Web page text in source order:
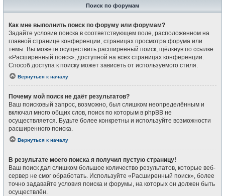
Поиск по форумам
Как мне выполнить поиск по форуму или форумам?
Задайте условие поиска в соответствующем поле, расположенном на
главной странице конференции, страницах просмотра форума или
темы. Вы можете осуществить расширенный поиск, щёлкнув по ссылке
«Расширенный поиск», доступной на всех страницах конференции.
Способ доступа к поиску может зависеть от используемого стиля.
Вернуться к началу
Почему мой поиск не даёт результатов?
Ваш поисковый запрос, возможно, был слишком неопределённым и
включал много общих слов, поиск по которым в phpBB не
осуществляется. Будьте более конкретны и используйте возможности
расширенного поиска.
Вернуться к началу
В результате моего поиска я получил пустую страницу!
Ваш поиск дал слишком большое количество результатов, которые веб-
сервер не смог обработать. Используйте «Расширенный поиск», более
точно задавайте условия поиска и форумы, на которых он должен быть
осуществлён.